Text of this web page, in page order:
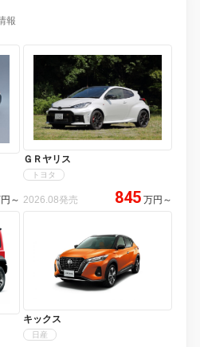
報
～
ＧＲヤリス
トヨタ
2026.08発売 845 万円 ～
キックス
日産